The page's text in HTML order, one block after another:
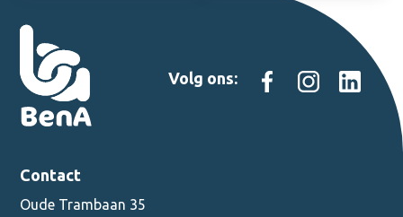
Volg ons:
Contact
Oude Trambaan 35